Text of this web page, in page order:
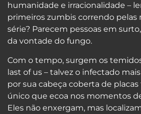
humanidade e irracionalidade –
primeiros zumbis correndo pelas
série? Parecem pessoas em
da vontade do fungo.
Com o tempo, surgem os
last of us – talvez o infectado
por sua cabeça coberta de
único que ecoa nos momentos
Eles não enxergam, mas